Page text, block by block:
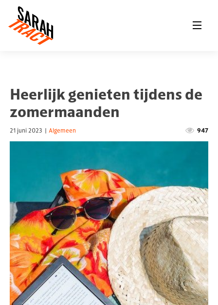
Heerlijk genieten tijdens de
zomermaanden
21 juni 2023 | Algemeen 947